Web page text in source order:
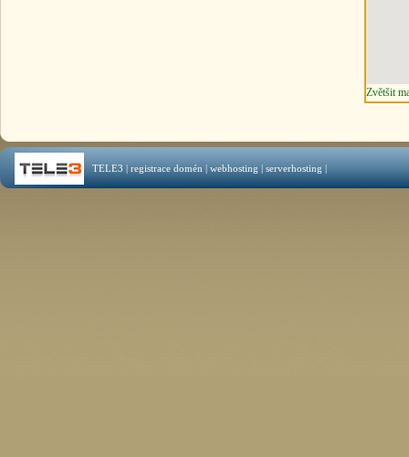
Zvětšit
TELE3 | registrace domén | webhosting | serverhosting |